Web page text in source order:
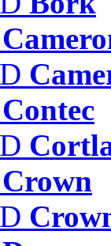
Contec
Crown